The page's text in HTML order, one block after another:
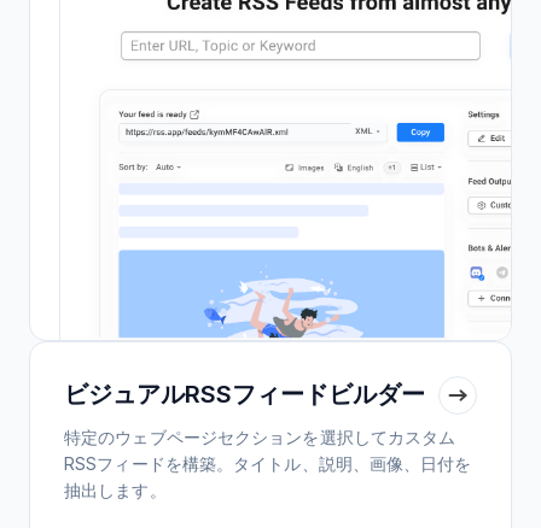
ビジュアルRSSフィードビルダー
特定のウェブページセクションを選択してカスタム
RSSフィードを構築。タイトル、説明、画像、日付を
抽出します。